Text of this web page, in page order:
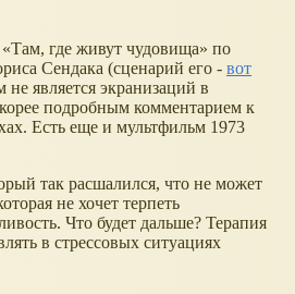
Там, где живут чудовища
по
Сендака (сценарий его - вот
является экранизаций в
подробным комментарием к
Есть еще и мультфильм 1973
так расшалился, что не может
не хочет терпеть
Что будет дальше? Терапия
в стрессовых ситуациях